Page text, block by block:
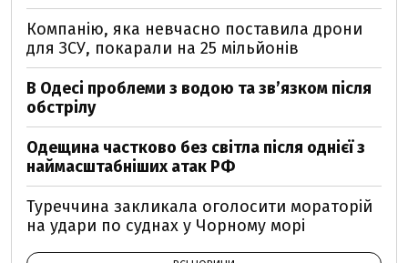
Компанію, яка невчасно поставила дрони
для ЗСУ, покарали на 25 мільйонів
В Одесі проблеми з водою та звʼязком після
обстрілу
Одещина частково без світла після однієї з
наймасштабніших атак РФ
Туреччина закликала оголосити мораторій
на удари по суднах у Чорному морі